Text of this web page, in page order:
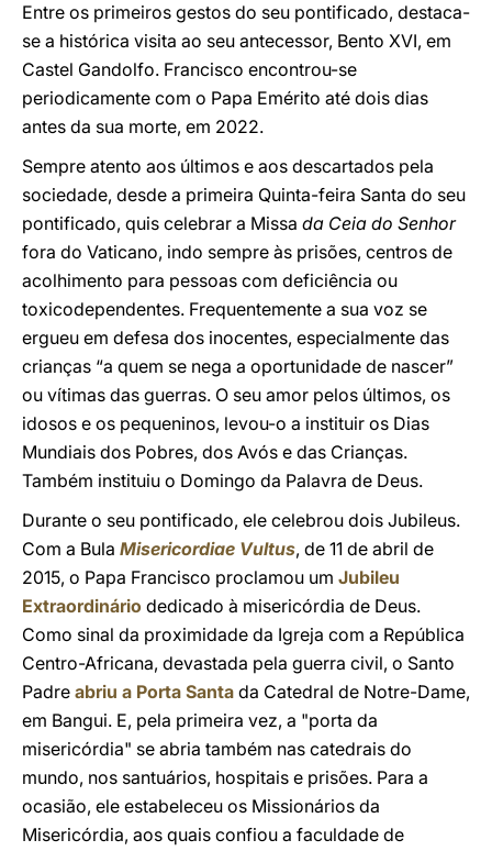
Entre os primeiros gestos do seu pontificado, destaca-
se a histórica visita ao seu antecessor, Bento XVI, em
Castel Gandolfo. Francisco encontrou-se
periodicamente com o Papa Emérito até dois dias
antes da sua morte, em 2022.
Sempre atento aos últimos e aos descartados pela
sociedade, desde a primeira Quinta-feira Santa do seu
pontificado, quis celebrar a Missa da Ceia do Senhor
fora do Vaticano, indo sempre às prisões, centros de
acolhimento para pessoas com deficiência ou
toxicodependentes. Frequentemente a sua voz se
ergueu em defesa dos inocentes, especialmente das
crianças “a quem se nega a oportunidade de nascer”
ou vítimas das guerras. O seu amor pelos últimos, os
idosos e os pequeninos, levou-o a instituir os Dias
Mundiais dos Pobres, dos Avós e das Crianças.
Também instituiu o Domingo da Palavra de Deus.
Durante o seu pontificado, ele celebrou dois Jubileus.
Com a Bula Misericordiae Vultus, de 11 de abril de
2015, o Papa Francisco proclamou um Jubileu
Extraordinário dedicado à misericórdia de Deus.
Como sinal da proximidade da Igreja com a República
Centro-Africana, devastada pela guerra civil, o Santo
Padre abriu a Porta Santa da Catedral de Notre-Dame,
em Bangui. E, pela primeira vez, a "porta da
misericórdia" se abria também nas catedrais do
mundo, nos santuários, hospitais e prisões. Para a
ocasião, ele estabeleceu os Missionários da
Misericórdia, aos quais confiou a faculdade de